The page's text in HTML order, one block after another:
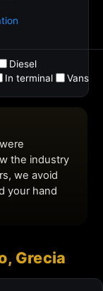
Grecia